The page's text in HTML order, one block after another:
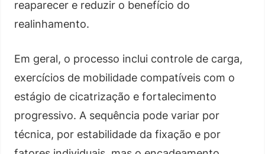
reaparecer e reduzir o benefício do
realinhamento.
Em geral, o processo inclui controle de carga,
exercícios de mobilidade compatíveis com o
estágio de cicatrização e fortalecimento
progressivo. A sequência pode variar por
técnica, por estabilidade da fixação e por